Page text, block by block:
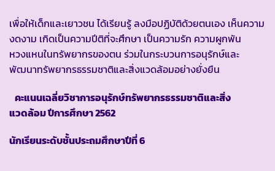
เพื่อให้เด็กและเยาวชน ได้เรียนรู้ ลงมือปฏิบัติด้วยตนเอง เห็นความ
งดงาม เกิดเป็นความปีติที่จะศึกษา เป็นความรัก ความผูกพัน
หวงแหนในทรัพยากรของตน ร่วมในกระบวนการอนุรักษ์และ
พัฒนาทรัพยากรธรรมชาติและสิ่งแวดล้อมอย่างยั่งยืน
คะแนนเฉลี่ยวิชาการอนุรักษ์ทรัพยากรธรรมชาติและสิ่ง
แวดล้อม ปีการศึกษา 2562
นักเรียนระดับชั้นประถมศึกษาปีที่ 6